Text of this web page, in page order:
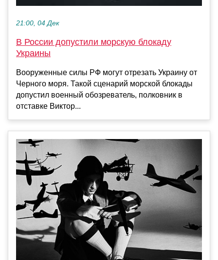
21:00, 04 Дек
В России допустили морскую блокаду
Украины
Вооруженные силы РФ могут отрезать Украину от
Черного моря. Такой сценарий морской блокады
допустил военный обозреватель, полковник в
отставке Виктор...